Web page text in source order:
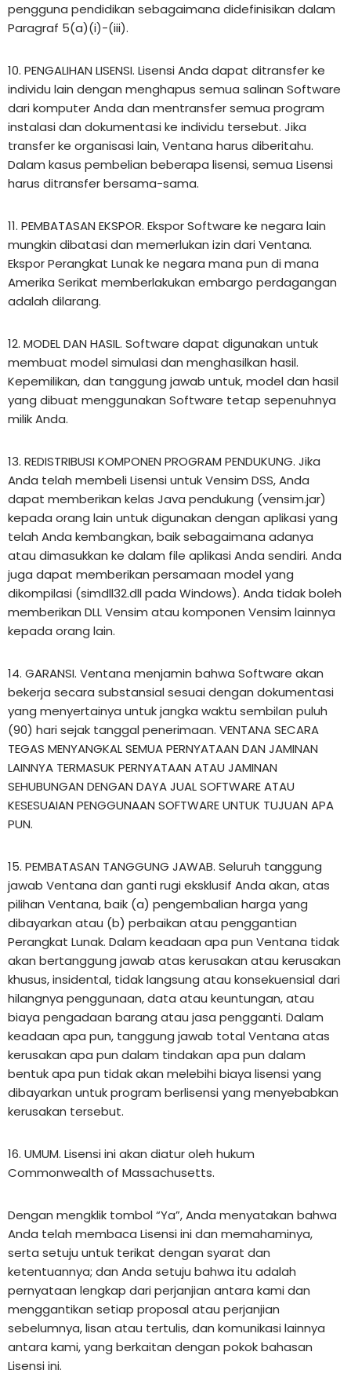
pengguna pendidikan sebagaimana didefinisikan dalam
Paragraf 5(a)(i)-(iii).
10. PENGALIHAN LISENSI. Lisensi Anda dapat ditransfer ke
individu lain dengan menghapus semua salinan Software
dari komputer Anda dan mentransfer semua program
instalasi dan dokumentasi ke individu tersebut. Jika
transfer ke organisasi lain, Ventana harus diberitahu.
Dalam kasus pembelian beberapa lisensi, semua Lisensi
harus ditransfer bersama-sama.
11. PEMBATASAN EKSPOR. Ekspor Software ke negara lain
mungkin dibatasi dan memerlukan izin dari Ventana.
Ekspor Perangkat Lunak ke negara mana pun di mana
Amerika Serikat memberlakukan embargo perdagangan
adalah dilarang.
12. MODEL DAN HASIL. Software dapat digunakan untuk
membuat model simulasi dan menghasilkan hasil.
Kepemilikan, dan tanggung jawab untuk, model dan hasil
yang dibuat menggunakan Software tetap sepenuhnya
milik Anda.
13. REDISTRIBUSI KOMPONEN PROGRAM PENDUKUNG. Jika
Anda telah membeli Lisensi untuk Vensim DSS, Anda
dapat memberikan kelas Java pendukung (vensim.jar)
kepada orang lain untuk digunakan dengan aplikasi yang
telah Anda kembangkan, baik sebagaimana adanya
atau dimasukkan ke dalam file aplikasi Anda sendiri. Anda
juga dapat memberikan persamaan model yang
dikompilasi (simdll32.dll pada Windows). Anda tidak boleh
memberikan DLL Vensim atau komponen Vensim lainnya
kepada orang lain.
14. GARANSI. Ventana menjamin bahwa Software akan
bekerja secara substansial sesuai dengan dokumentasi
yang menyertainya untuk jangka waktu sembilan puluh
(90) hari sejak tanggal penerimaan. VENTANA SECARA
TEGAS MENYANGKAL SEMUA PERNYATAAN DAN JAMINAN
LAINNYA TERMASUK PERNYATAAN ATAU JAMINAN
SEHUBUNGAN DENGAN DAYA JUAL SOFTWARE ATAU
KESESUAIAN PENGGUNAAN SOFTWARE UNTUK TUJUAN APA
PUN.
15. PEMBATASAN TANGGUNG JAWAB. Seluruh tanggung
jawab Ventana dan ganti rugi eksklusif Anda akan, atas
pilihan Ventana, baik (a) pengembalian harga yang
dibayarkan atau (b) perbaikan atau penggantian
Perangkat Lunak. Dalam keadaan apa pun Ventana tidak
akan bertanggung jawab atas kerusakan atau kerusakan
khusus, insidental, tidak langsung atau konsekuensial dari
hilangnya penggunaan, data atau keuntungan, atau
biaya pengadaan barang atau jasa pengganti. Dalam
keadaan apa pun, tanggung jawab total Ventana atas
kerusakan apa pun dalam tindakan apa pun dalam
bentuk apa pun tidak akan melebihi biaya lisensi yang
dibayarkan untuk program berlisensi yang menyebabkan
kerusakan tersebut.
16. UMUM. Lisensi ini akan diatur oleh hukum
Commonwealth of Massachusetts.
Dengan mengklik tombol “Ya”, Anda menyatakan bahwa
Anda telah membaca Lisensi ini dan memahaminya,
serta setuju untuk terikat dengan syarat dan
ketentuannya; dan Anda setuju bahwa itu adalah
pernyataan lengkap dari perjanjian antara kami dan
menggantikan setiap proposal atau perjanjian
sebelumnya, lisan atau tertulis, dan komunikasi lainnya
antara kami, yang berkaitan dengan pokok bahasan
Lisensi ini.